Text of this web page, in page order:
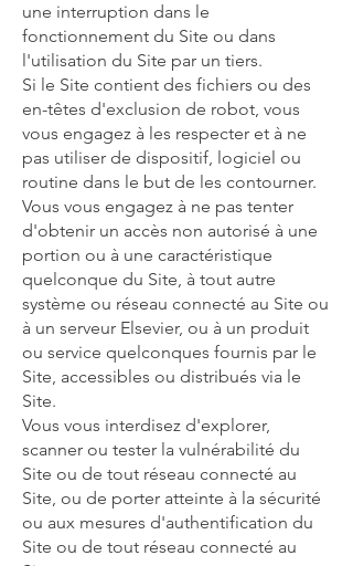
une interruption dans le
fonctionnement du Site ou dans
l'utilisation du Site par un tiers.
Si le Site contient des fichiers ou des
en-têtes d'exclusion de robot, vous
vous engagez à les respecter et à ne
pas utiliser de dispositif, logiciel ou
routine dans le but de les contourner.
Vous vous engagez à ne pas tenter
d'obtenir un accès non autorisé à une
portion ou à une caractéristique
quelconque du Site, à tout autre
système ou réseau connecté au Site ou
à un serveur Elsevier, ou à un produit
ou service quelconques fournis par le
Site, accessibles ou distribués via le
Site.
Vous vous interdisez d'explorer,
scanner ou tester la vulnérabilité du
Site ou de tout réseau connecté au
Site, ou de porter atteinte à la sécurité
ou aux mesures d'authentification du
Site ou de tout réseau connecté au